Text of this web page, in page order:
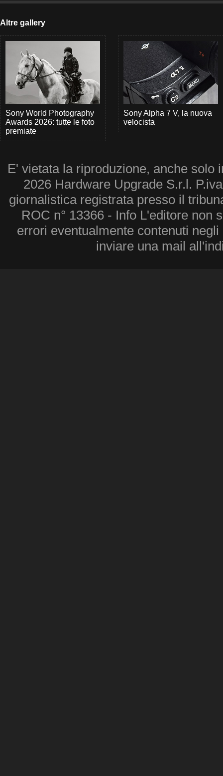
Altre gallery
Sony World Photography
Awards 2026: tutte le foto
premiate
Sony Alpha 7 V, la nuova
velocista
E' vietata la riproduzione, anche solo
2026 Hardware Upgrade S.r.l.
giornalistica registrata presso il
ROC n° 13366 - Info L'editore non
errori eventualmente contenuti
inviare una mail